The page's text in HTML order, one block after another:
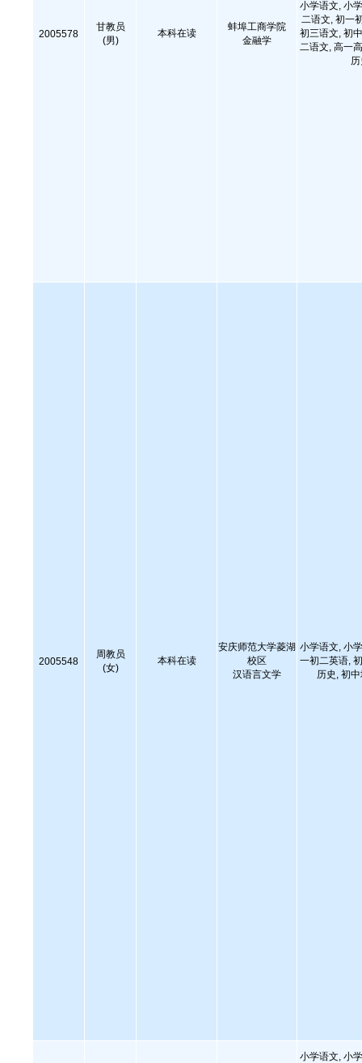
2005578
甘教员
(男)
本科在读
蚌埠工商学院
金融学
小学语文, 小
二语文, 初一
初三语文, 初
二语文, 高一
2005548
周教员
(女)
本科在读
安庆师范大学菱湖
校区
汉语言文学
小学语文, 小
一初二英语,
历史, 初
小学语文, 小